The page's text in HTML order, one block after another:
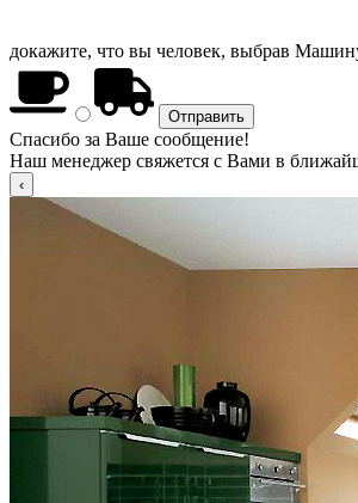
докажите, что вы человек, выбрав
Спасибо за Ваше сообщение!
Наш менеджер свяжется с Вами в